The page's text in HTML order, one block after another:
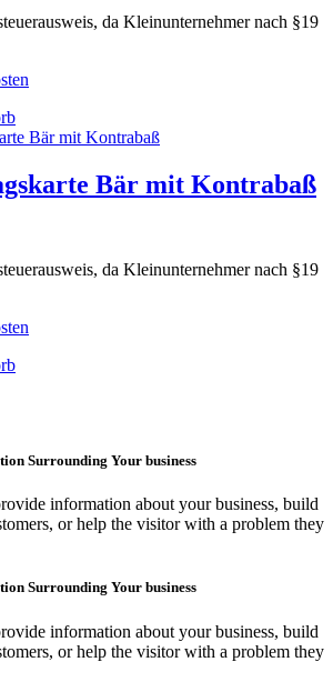
da Kleinunternehmer nach §19
Bär mit Kontrabaß
da Kleinunternehmer nach §19
Surrounding Your business
information about your business, build
or help the visitor with a problem they
Surrounding Your business
information about your business, build
or help the visitor with a problem they